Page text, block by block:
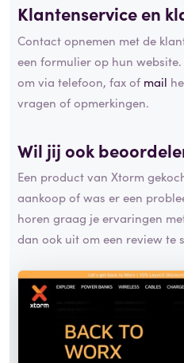
Klantenservice en
Contact opnemen met de
een formulier op hun
om via telefoon, fax of mail
vragen of opmerkingen.
Wil jij ook
Een product van Xtorm
aankoop of was er een
horen graag je ervaringen
dan ook uit om een review te